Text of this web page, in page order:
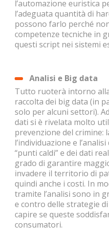
l’automazione euristica
l’adeguata quantità di
possono farlo perché
competenze tecniche in
questi script nei sistemi
Analisi e Big data
Tutto ruoterà intorno
raccolta dei big data (in
solo per alcuni settori).
dati si è rivelata molto
prevenzione del crimine:
l’individuazione e
“punti caldi” e dei dati
grado di garantire
invadere il territorio di
quindi anche i costi. In
tramite l’analisi sono in
e contro delle strategie
capire se queste
consumatori.